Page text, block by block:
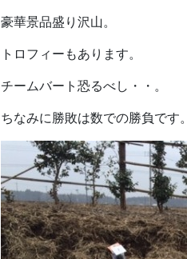
豪華景品盛り沢山。
トロフィーもあります。
チームバート恐るべし・・。
ちなみに勝敗は数での勝負です。